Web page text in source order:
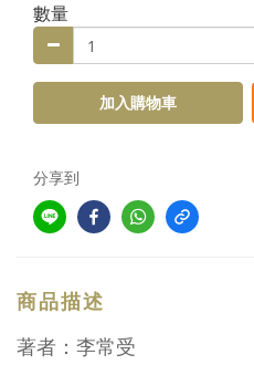
數量
加入購物車
分享到
商品描述
著者：李常受